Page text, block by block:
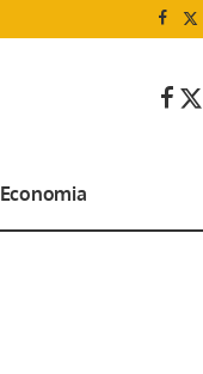
Economia